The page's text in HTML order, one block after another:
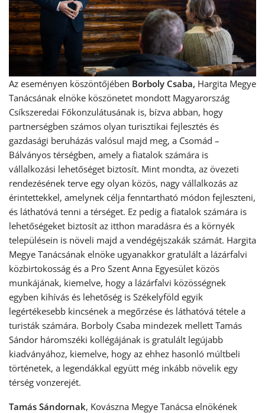
Az eseményen köszöntőjében Borboly Csaba, Hargita Megye
Tanácsának elnöke köszönetet mondott Magyarország
Csíkszeredai Főkonzulátusának is, bízva abban, hogy
partnerségben számos olyan turisztikai fejlesztés és
gazdasági beruházás valósul majd meg, a Csomád –
Bálványos térségben, amely a fiatalok számára is
vállalkozási lehetőséget biztosít. Mint mondta, az övezeti
rendezésének terve egy olyan közös, nagy vállalkozás az
érintettekkel, amelynek célja fenntartható módon fejleszteni,
és láthatóvá tenni a térséget. Ez pedig a fiatalok számára is
lehetőségeket biztosít az itthon maradásra és a környék
településein is növeli majd a vendégéjszakák számát. Hargita
Megye Tanácsának elnöke ugyanakkor gratulált a lázárfalvi
közbirtokosság és a Pro Szent Anna Egyesület közös
munkájának, kiemelve, hogy a lázárfalvi közösségnek
egyben kihívás és lehetőség is Székelyföld egyik
legértékesebb kincsének a megőrzése és láthatóvá tétele a
turisták számára. Borboly Csaba mindezek mellett Tamás
Sándor háromszéki kollégájának is gratulált legújabb
kiadványához, kiemelve, hogy az ehhez hasonló múltbeli
történetek, a legendákkal együtt még inkább növelik egy
térség vonzerejét.
Tamás Sándornak, Kovászna Megye Tanácsa elnökének